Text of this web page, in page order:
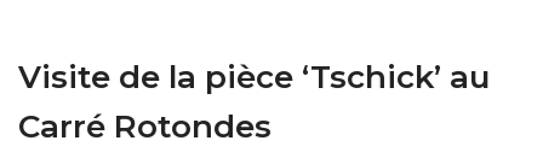
Visite de la pièce ‘Tschick’ au
Carré Rotondes